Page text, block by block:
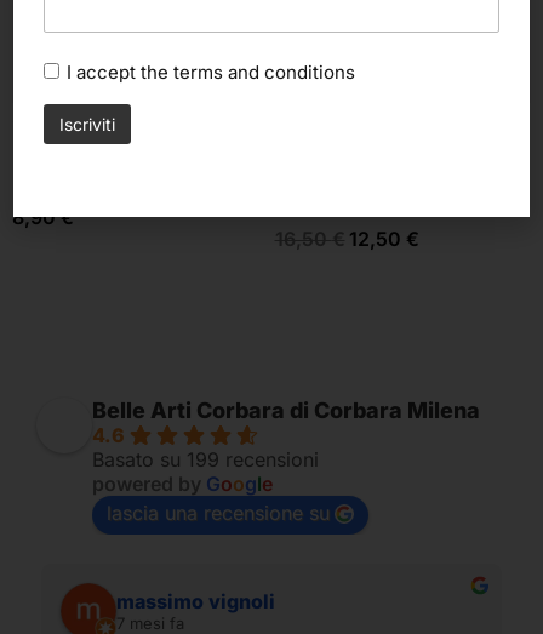
Scegli
Maimeri
8,90€
16,50€ 12,50 €
Belle Arti Corbara di Corbara Milena
4.6
Basato su 199 recensioni
powered by Google
lascia una recensione su
massimo vignoli
7 mesi fa
I accept the terms and conditions